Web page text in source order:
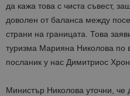
да кажа това с чиста съвест,
доволен от баланса между
страни на границата. Това
туризма Марияна Николова по
посланик у нас Димитриос
Министър Николова уточни, че